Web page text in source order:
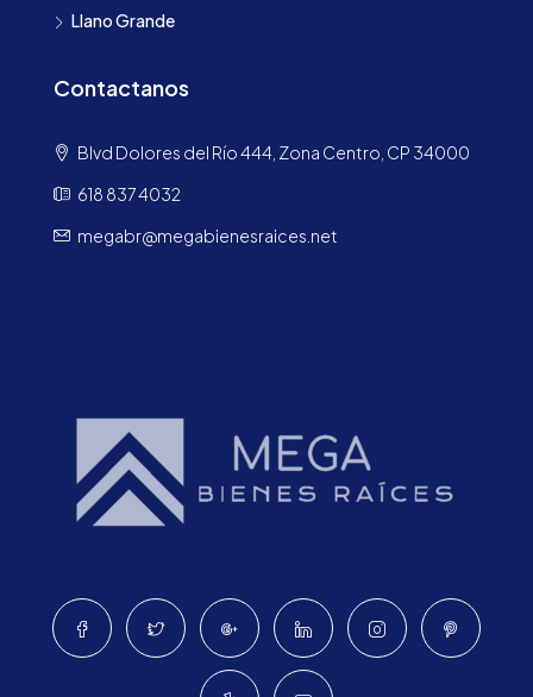
Llano Grande
Contactanos
Blvd Dolores del Río 444, Zona Centro, CP 34000
618 837 4032
megabr@megabienesraices.net